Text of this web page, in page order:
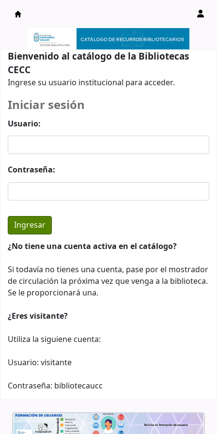
Catálogo en línea
Bienvenido al catálogo de la Bibliotecas
CECC
Ingrese su usuario institucional para acceder.
Iniciar sesión
Usuario:
Contraseña:
¿No tiene una cuenta activa en el catálogo?
Si todavía no tienes una cuenta, pase por el mostrador
de circulación la próxima vez que venga a la biblioteca.
Se le proporcionará una.
¿Eres visitante?
Utiliza la siguiene cuenta:
Usuario: visitante
Contraseña: bibliotecaucc